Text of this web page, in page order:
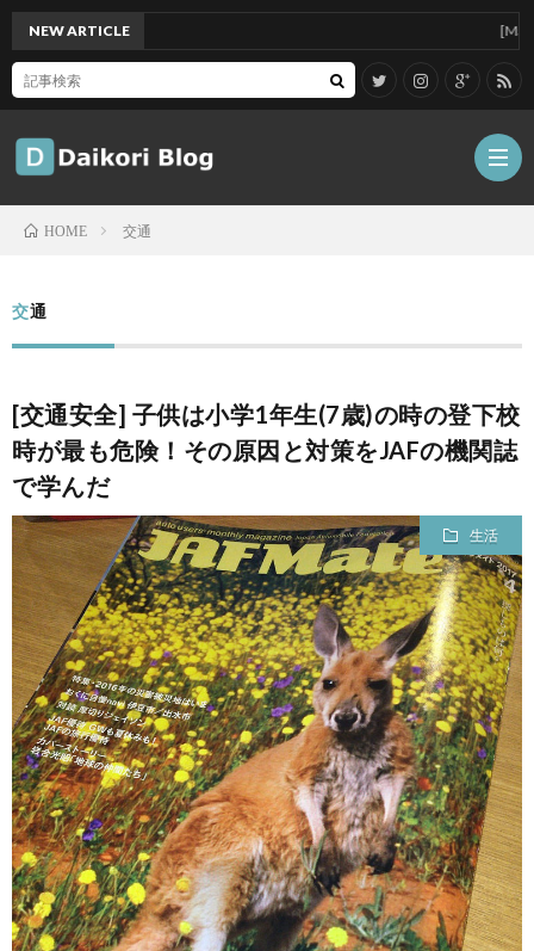
記
Tips
ガ
ッ
ト
メ
行・
散
歩
こ
の
ブ
ロ
グ
に
NEW ARTICLE [Mac]Mac
HOME 交通
交通
[交通安全] 子供は小学1年生(7歳)の時の登下校
時が最も危険！その原因と対策をJAFの機関誌
で学んだ
生活